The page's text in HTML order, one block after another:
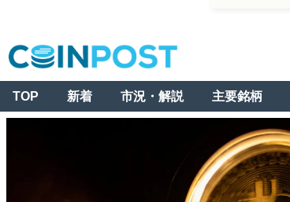
TOP 新着 市況・解説 主要銘柄